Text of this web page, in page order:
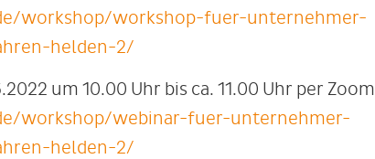
workshop/workshop-fuer-unternehmer-
helden-2/
um 10.00 Uhr bis ca. 11.00 Uhr per Zoom
workshop/webinar-fuer-unternehmer-
helden-2/